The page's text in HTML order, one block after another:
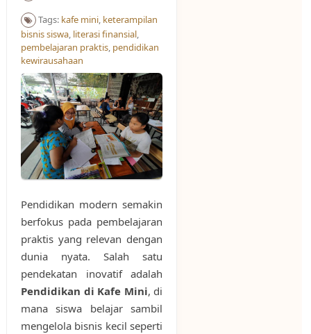
bonus new member
Tags: kafe mini, keterampilan
bisnis siswa, literasi finansial,
pembelajaran praktis, pendidikan
kewirausahaan
Pendidikan modern semakin
berfokus pada pembelajaran
praktis yang relevan dengan
dunia nyata. Salah satu
pendekatan inovatif adalah
Pendidikan di Kafe Mini, di
mana siswa belajar sambil
mengelola bisnis kecil seperti